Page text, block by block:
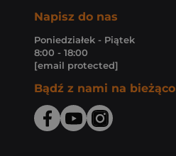
Napisz do nas
Poniedziałek - Piątek
8:00 - 18:00
[email protected]
Bądź z nami na bieżąco